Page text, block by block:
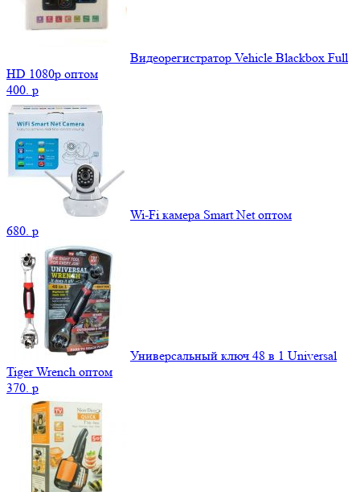
Видеорегистратор Vehicle Blackbox Full
HD 1080p оптом
400. p
Wi-Fi камера Smart Net оптом
680. p
Универсальный ключ 48 в 1 Universal
Tiger Wrench оптом
370. p